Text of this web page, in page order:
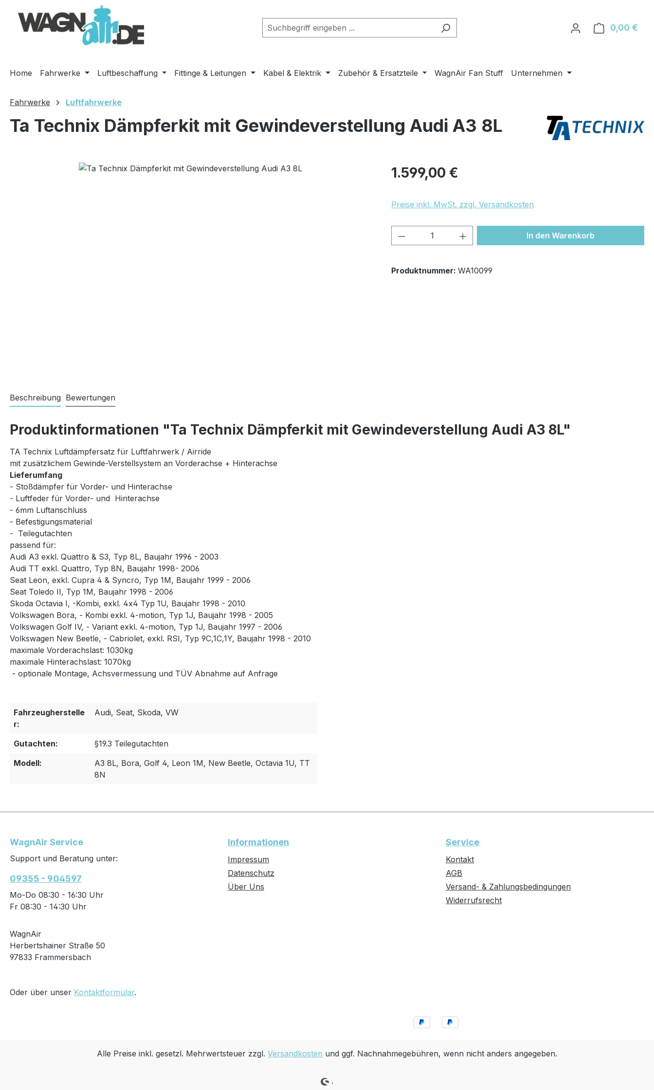
Hauptinhalt springen
Zur Suche springen
Zur Hauptnavigation springen
0,00 €
Home Fahrwerke Luftbeschaffung Fittinge & Leitungen Kabel & Elektrik Zubehör & Ersatzteile WagnAir Fan Stuff Unternehmen
Fahrwerke Luftfahrwerke
Ta Technix Dämpferkit mit Gewindeverstellung Audi A3 8L
Bildergalerie überspringen Regulärer Preis:
1.599,00 €
Preise inkl. MwSt. zzgl. Versandkosten
Produkt Anzahl: Gib den gewünschten Wert
In den Warenkorb
Produktnummer: WA10099
Beschreibung Bewertungen
Produktinformationen "Ta Technix Dämpferkit mit Gewindeverstellung Audi A3 8L"
TA Technix Luftdämpfersatz für Luftfahrwerk / Airride
mit zusätzlichem Gewinde-Verstellsystem an Vorderachse + Hinterachse
Lieferumfang
- Stoßdämpfer für Vorder- und Hinterachse
- Luftfeder für Vorder- und Hinterachse
- 6mm Luftanschluss
- Befestigungsmaterial
- Teilegutachten
passend für:
Audi A3 exkl. Quattro & S3, Typ 8L, Baujahr 1996 - 2003
Audi TT exkl. Quattro, Typ 8N, Baujahr 1998- 2006
Seat Leon, exkl. Cupra 4 & Syncro, Typ 1M, Baujahr 1999 - 2006
Seat Toledo II, Typ 1M, Baujahr 1998 - 2006
Skoda Octavia I, -Kombi, exkl. 4x4 Typ 1U, Baujahr 1998 - 2010
Volkswagen Bora, - Kombi exkl. 4-motion, Typ 1J, Baujahr 1998 - 2005
Volkswagen Golf IV, - Variant exkl. 4-motion, Typ 1J, Baujahr 1997 - 2006
Volkswagen New Beetle, - Cabriolet, exkl. RSI, Typ 9C,1C,1Y, Baujahr 1998 - 2010
maximale Vorderachslast: 1030kg
maximale Hinterachslast: 1070kg
- optionale Montage, Achsvermessung und TÜV Abnahme auf Anfrage
Fahrzeugherstelle
r:
Audi, Seat, Skoda, VW
Gutachten:
§19.3 Teilegutachten
Modell:
A3 8L, Bora, Golf 4, Leon 1M, New Beetle, Octavia 1U, TT
8N
WagnAir Service
Support und Beratung unter:
09355 - 904597
Mo-Do 08:30 - 16:30 Uhr
Fr 08:30 - 14:30 Uhr
WagnAir
Herbertshainer Straße 50
97833 Frammersbach
Oder über unser Kontaktformular.
Informationen
Impressum
Datenschutz
Über Uns
Service
Kontakt
AGB
Versand- & Zahlungsbedingungen
Widerrufsrecht
Alle Preise inkl. gesetzl. Mehrwertsteuer zzgl. Versandkosten und ggf. Nachnahmegebühren, wenn nicht anders angegeben.
.